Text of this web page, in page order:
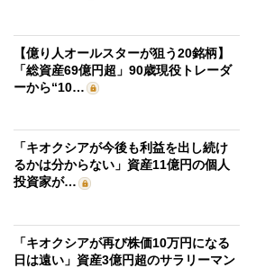
【億り人オールスターが狙う20銘柄】
「総資産69億円超」90歳現役トレーダ
ーから“10…
「キオクシアが今後も利益を出し続け
るかは分からない」資産11億円の個人
投資家が…
「キオクシアが再び株価10万円になる
日は遠い」資産3億円超のサラリーマン